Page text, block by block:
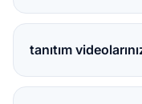
tanıtım